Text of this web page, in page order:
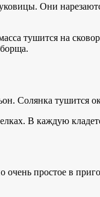
Они
тушится на
Солянка тушится
В каждую
очень простое в